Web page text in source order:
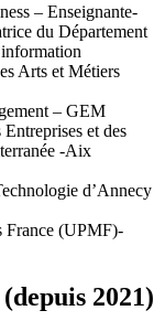
– Enseignante-
du Département
Arts et Métiers
– GEM
et des
-Aix
d’Annecy
France (UPMF)-
2021)